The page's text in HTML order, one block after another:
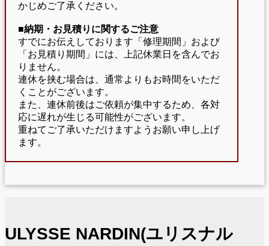
かじめご了承ください。
■納期・お見積りに関するご注意
すでにお伝えしております「修理期間」および
「お見積り期間」には、上記休業日を含んでお
りません。
連休を挟む場合は、通常よりもお時間をいただ
くことがございます。
また、連休前後はご依頼が集中するため、各対
応に遅れが生じる可能性がございます。
重ねてご了承いただけますようお願い申し上げ
ます。
ULYSSE NARDIN(ユリスナル